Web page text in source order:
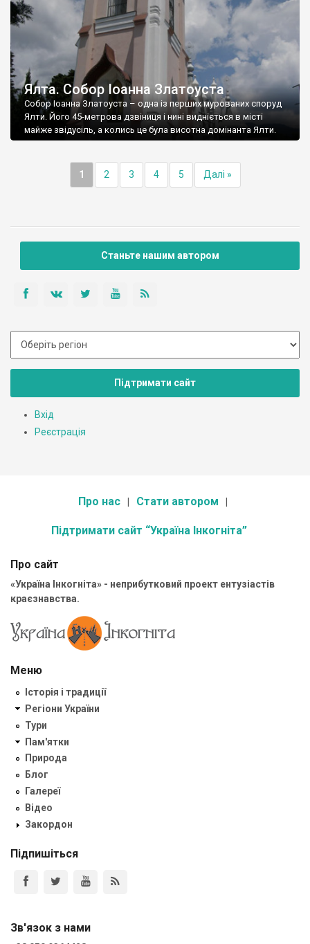
Ялта. Собор Іоанна Златоуста
Собор Іоанна Златоуста – одна із перших мурованих споруд
Ялти. Його 45-метрова дзвіниця і нині видніється в місті
майже звідусіль, а колись це була висотна домінанта Ялти.
1 2 3 4 5 Далі »
Станьте нашим автором
Підтримати сайт
Вхід
Реєстрація
Про нас Стати автором
Підтримати сайт “Україна Інкогніта”
Про сайт
«Україна Інкогніта» - неприбутковий проект ентузіастів
краєзнавства.
Меню
Історія і традиції
Регіони України
Тури
Пам'ятки
Природа
Блог
Галереї
Відео
Закордон
Підпишіться
Зв'язок з нами